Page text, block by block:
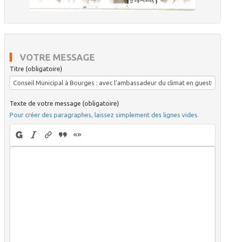
VOTRE MESSAGE
Titre (obligatoire)
Texte de votre message (obligatoire)
Pour créer des paragraphes, laissez simplement des lignes vides.